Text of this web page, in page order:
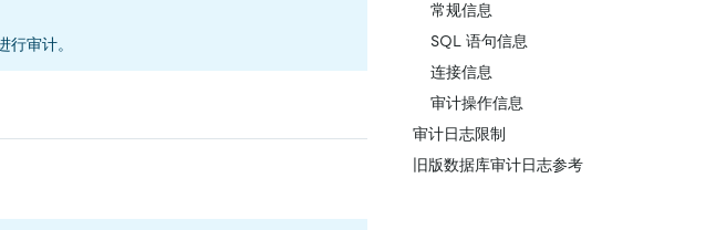
审计。
常规信息
SQL 语句信息
连接信息
审计操作信息
审计日志限制
旧版数据库审计日志参考